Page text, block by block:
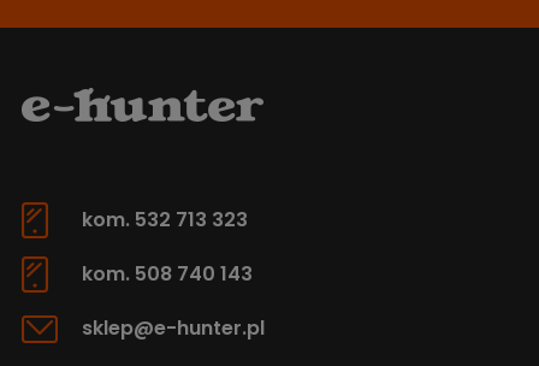
kom. 532 713 323
kom. 508 740 143
sklep@e-hunter.pl